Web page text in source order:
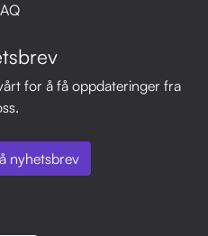
for å få oppdateringer fra
nyhetsbrev